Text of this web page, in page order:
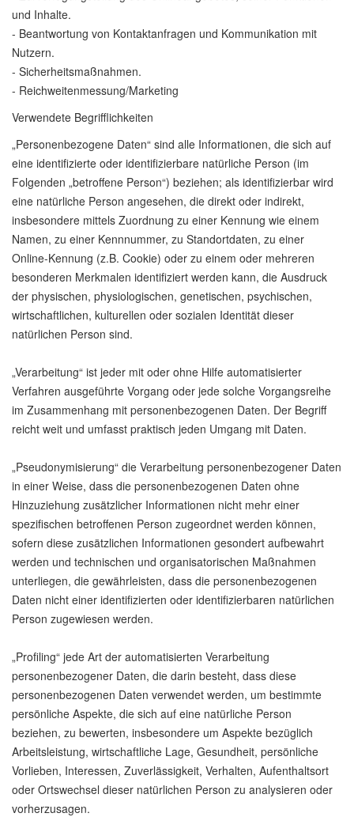
und Inhalte.
- Beantwortung von Kontaktanfragen und Kommunikation mit
Nutzern.
- Sicherheitsmaßnahmen.
- Reichweitenmessung/Marketing
Verwendete Begrifflichkeiten
„Personenbezogene Daten“ sind alle Informationen, die sich auf
eine identifizierte oder identifizierbare natürliche Person (im
Folgenden „betroffene Person“) beziehen; als identifizierbar wird
eine natürliche Person angesehen, die direkt oder indirekt,
insbesondere mittels Zuordnung zu einer Kennung wie einem
Namen, zu einer Kennnummer, zu Standortdaten, zu einer
Online-Kennung (z.B. Cookie) oder zu einem oder mehreren
besonderen Merkmalen identifiziert werden kann, die Ausdruck
der physischen, physiologischen, genetischen, psychischen,
wirtschaftlichen, kulturellen oder sozialen Identität dieser
natürlichen Person sind.
„Verarbeitung“ ist jeder mit oder ohne Hilfe automatisierter
Verfahren ausgeführte Vorgang oder jede solche Vorgangsreihe
im Zusammenhang mit personenbezogenen Daten. Der Begriff
reicht weit und umfasst praktisch jeden Umgang mit Daten.
„Pseudonymisierung“ die Verarbeitung personenbezogener Daten
in einer Weise, dass die personenbezogenen Daten ohne
Hinzuziehung zusätzlicher Informationen nicht mehr einer
spezifischen betroffenen Person zugeordnet werden können,
sofern diese zusätzlichen Informationen gesondert aufbewahrt
werden und technischen und organisatorischen Maßnahmen
unterliegen, die gewährleisten, dass die personenbezogenen
Daten nicht einer identifizierten oder identifizierbaren natürlichen
Person zugewiesen werden.
„Profiling“ jede Art der automatisierten Verarbeitung
personenbezogener Daten, die darin besteht, dass diese
personenbezogenen Daten verwendet werden, um bestimmte
persönliche Aspekte, die sich auf eine natürliche Person
beziehen, zu bewerten, insbesondere um Aspekte bezüglich
Arbeitsleistung, wirtschaftliche Lage, Gesundheit, persönliche
Vorlieben, Interessen, Zuverlässigkeit, Verhalten, Aufenthaltsort
oder Ortswechsel dieser natürlichen Person zu analysieren oder
vorherzusagen.